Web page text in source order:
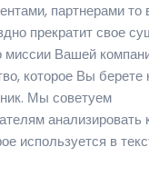
партнерами то
прекратит свое
миссии Вашей
которое Вы берете
Мы советуем
анализировать
используется в